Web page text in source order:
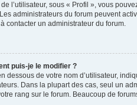
l’utilisateur, sous « Profil », vous
administrateurs du forum peuvent
contacter un administrateur du forum.
puis-je le modifier ?
dessous de votre nom d’utilisateur,
Dans la plupart des cas, seul un
rang sur le forum. Beaucoup de